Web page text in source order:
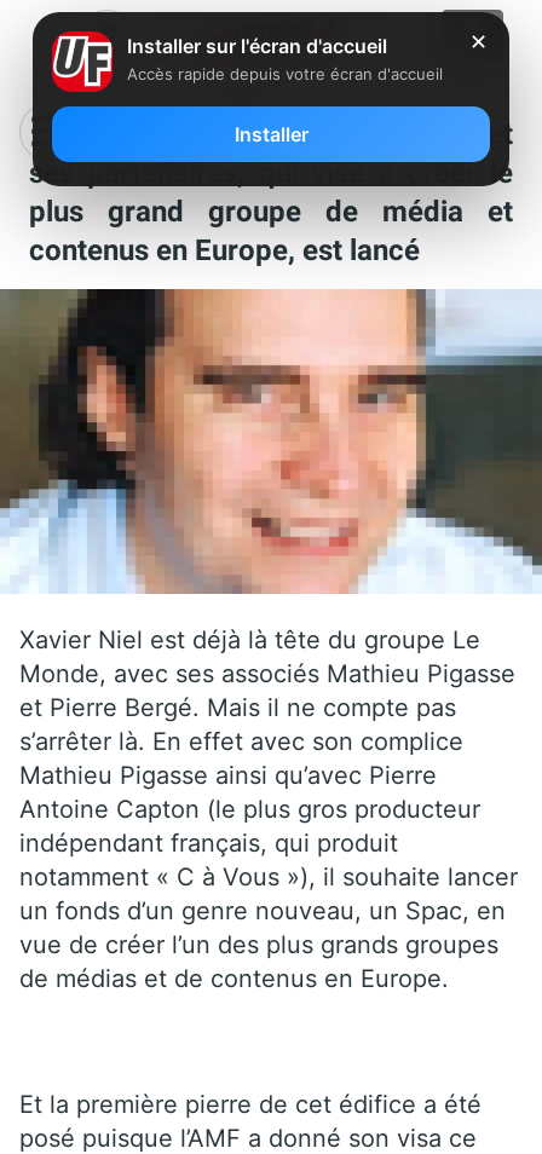
Mediawan, le fonds de Xavier Niel et
ses partenaires, qui vise à créer le
plus grand groupe de média et
contenus en Europe, est lancé
Xavier Niel est déjà là tête du groupe Le
Monde, avec ses associés Mathieu Pigasse
et Pierre Bergé. Mais il ne compte pas
s’arrêter là. En effet avec son complice
Mathieu Pigasse ainsi qu’avec Pierre
Antoine Capton (le plus gros producteur
indépendant français, qui produit
notamment « C à Vous »), il souhaite lancer
un fonds d’un genre nouveau, un Spac, en
vue de créer l’un des plus grands groupes
de médias et de contenus en Europe.
Et la première pierre de cet édifice a été
posé puisque l’AMF a donné son visa ce
✕
Installer sur l'écran d'accueil
Accès rapide depuis votre écran d'accueil
Installer